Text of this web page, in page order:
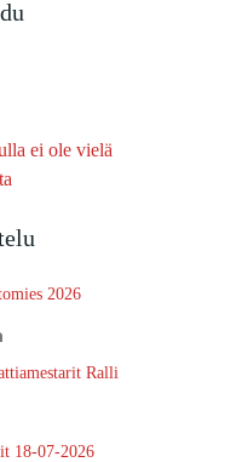
ei ole vielä
2026
Ralli
18-07-2026